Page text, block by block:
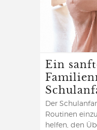
Ein
Der
Routinen
helfen, den